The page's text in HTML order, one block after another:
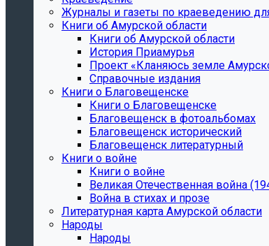
Журналы и газеты по краеведению
Книги об Амурской области
Книги об Амурской области
История Приамурья
Проект «Кланяюсь земле
Справочные издания
Книги о Благовещенске
Книги о Благовещенске
Благовещенск в фотоальбомах
Благовещенск исторический
Благовещенск литературный
Книги о войне
Книги о войне
Великая Отечественная война
Война в стихах и прозе
Литературная карта Амурской области
Народы
Народы